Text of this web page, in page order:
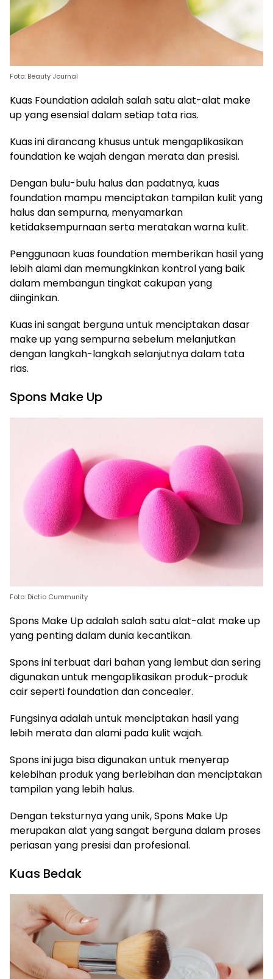
Foto: Beauty Journal
Kuas Foundation adalah salah satu alat-alat make
up yang esensial dalam setiap tata rias.
Kuas ini dirancang khusus untuk mengaplikasikan
foundation ke wajah dengan merata dan presisi.
Dengan bulu-bulu halus dan padatnya, kuas
foundation mampu menciptakan tampilan kulit yang
halus dan sempurna, menyamarkan
ketidaksempurnaan serta meratakan warna kulit.
Penggunaan kuas foundation memberikan hasil yang
lebih alami dan memungkinkan kontrol yang baik
dalam membangun tingkat cakupan yang
diinginkan.
Kuas ini sangat berguna untuk menciptakan dasar
make up yang sempurna sebelum melanjutkan
dengan langkah-langkah selanjutnya dalam tata
rias.
Spons Make Up
Foto: Dictio Cummunity
Spons Make Up adalah salah satu alat-alat make up
yang penting dalam dunia kecantikan.
Spons ini terbuat dari bahan yang lembut dan sering
digunakan untuk mengaplikasikan produk-produk
cair seperti foundation dan concealer.
Fungsinya adalah untuk menciptakan hasil yang
lebih merata dan alami pada kulit wajah.
Spons ini juga bisa digunakan untuk menyerap
kelebihan produk yang berlebihan dan menciptakan
tampilan yang lebih halus.
Dengan teksturnya yang unik, Spons Make Up
merupakan alat yang sangat berguna dalam proses
periasan yang presisi dan profesional.
Kuas Bedak